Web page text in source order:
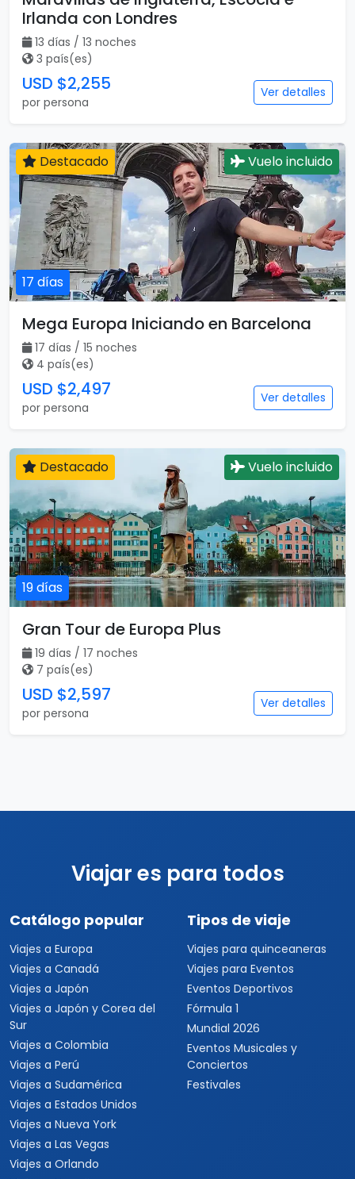
Irlanda con Londres
13 días / 13 noches
3 país(es)
USD $2,255
por persona
Ver detalles
17 días
Destacado Vuelo incluido
Mega Europa Iniciando en Barcelona
17 días / 15 noches
4 país(es)
USD $2,497
por persona
Ver detalles
19 días
Destacado Vuelo incluido
Gran Tour de Europa Plus
19 días / 17 noches
7 país(es)
USD $2,597
por persona
Ver detalles
Viajar es para todos
Catálogo popular
Viajes a Europa
Viajes a Canadá
Viajes a Japón
Viajes a Japón y Corea del
Sur
Viajes a Colombia
Viajes a Perú
Viajes a Sudamérica
Viajes a Estados Unidos
Viajes a Nueva York
Viajes a Las Vegas
Viajes a Orlando
Tipos de viaje
Viajes para quinceaneras
Viajes para Eventos
Eventos Deportivos
Fórmula 1
Mundial 2026
Eventos Musicales y
Conciertos
Festivales